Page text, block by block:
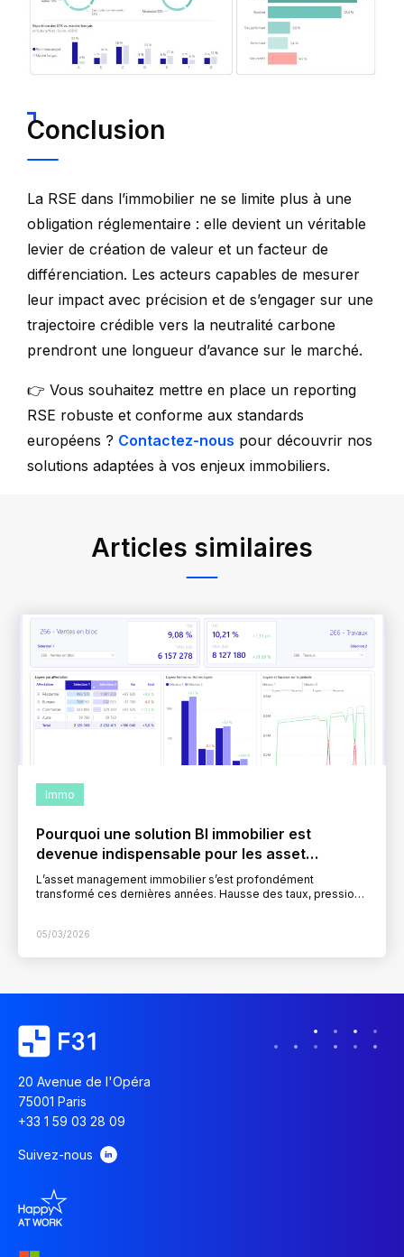
Conclusion
La RSE dans l’immobilier ne se limite plus à une
obligation réglementaire : elle devient un véritable
levier de création de valeur et un facteur de
différenciation. Les acteurs capables de mesurer
leur impact avec précision et de s’engager sur une
trajectoire crédible vers la neutralité carbone
prendront une longueur d’avance sur le marché.
👉 Vous souhaitez mettre en place un reporting
RSE robuste et conforme aux standards
européens ? Contactez-nous pour découvrir nos
solutions adaptées à vos enjeux immobiliers.
Articles similaires
Immo
Pourquoi une solution BI immobilier est
devenue indispensable pour les asset
managers
L’asset management immobilier s’est profondément
transformé ces dernières années. Hausse des taux, pression
05/03/2026
20 Avenue de l'Opéra
75001 Paris
+33 1 59 03 28 09
Suivez-nous